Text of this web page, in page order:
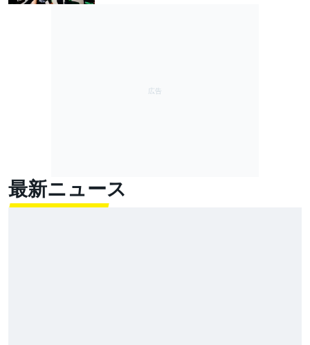
最新ニュース